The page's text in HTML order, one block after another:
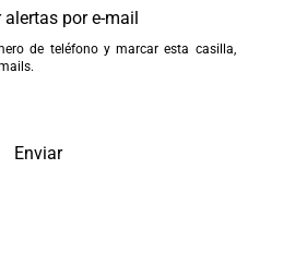
por e-mail
de teléfono y marcar esta casilla,
Enviar